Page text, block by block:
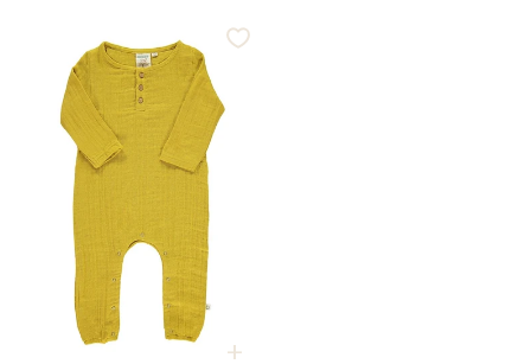
basique
moutarde
+